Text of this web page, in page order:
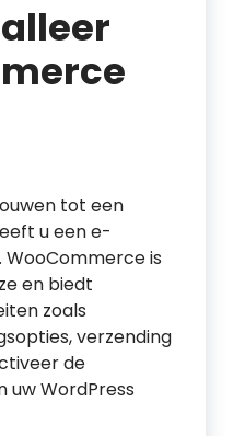
tot een
u een e-
is
en biedt
zoals
verzending
de
uw WordPress